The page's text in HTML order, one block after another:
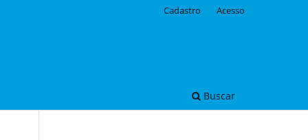
Buscar
Cadastro Acesso